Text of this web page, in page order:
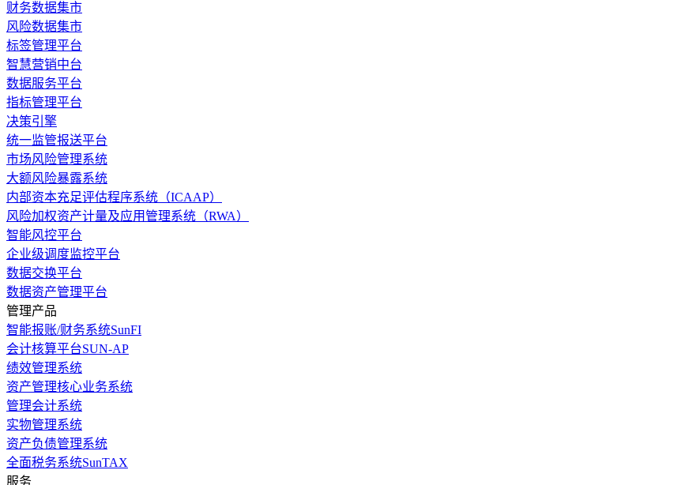
财务数据集市
风险数据集市
标签管理平台
智慧营销中台
数据服务平台
指标管理平台
决策引擎
统一监管报送平台
市场风险管理系统
大额风险暴露系统
内部资本充足评估程序系统（ICAAP）
风险加权资产计量及应用管理系统（RWA）
智能风控平台
企业级调度监控平台
数据交换平台
数据资产管理平台
管理产品
智能报账/财务系统SunFI
会计核算平台SUN-AP
绩效管理系统
资产管理核心业务系统
管理会计系统
实物管理系统
资产负债管理系统
全面税务系统SunTAX
服务